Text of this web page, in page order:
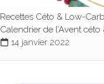
Recettes Céto & Low-Carb
Calendrier de l’Avent
14 janvier 2022